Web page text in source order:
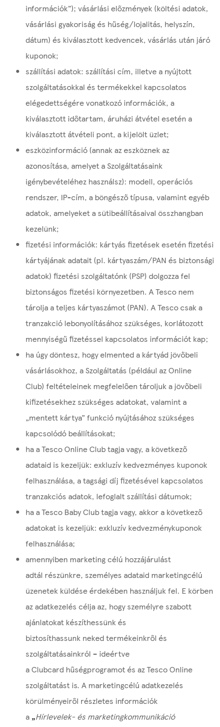
információk”); vásárlási előzmények (költési adatok,
vásárlási gyakoriság és hűség/lojalitás, helyszín,
dátum) és kiválasztott kedvencek, vásárlás után járó
kuponok;
szállítási adatok: szállítási cím, illetve a nyújtott
szolgáltatásokkal és termékekkel kapcsolatos
elégedettségére vonatkozó információk, a
kiválasztott időtartam, áruházi átvétel esetén a
kiválasztott átvételi pont, a kijelölt üzlet;
eszközinformáció (annak az eszköznek az
azonosítása, amelyet a Szolgáltatásaink
igénybevételéhez használsz): modell, operációs
rendszer, IP-cím, a böngésző típusa, valamint egyéb
adatok, amelyeket a sütibeállításaival összhangban
kezelünk;
fizetési információk: kártyás fizetések esetén fizetési
kártyájának adatait (pl. kártyaszám/PAN és biztonsági
adatok) fizetési szolgáltatónk (PSP) dolgozza fel
biztonságos fizetési környezetben. A Tesco nem
tárolja a teljes kártyaszámot (PAN). A Tesco csak a
tranzakció lebonyolításához szükséges, korlátozott
mennyiségű fizetéssel kapcsolatos információt kap;
ha úgy döntesz, hogy elmented a kártyád jövőbeli
vásárlásokhoz, a Szolgáltatás (például az Online
Club) feltételeinek megfelelően tároljuk a jövőbeli
kifizetésekhez szükséges adatokat, valamint a
„mentett kártya” funkció nyújtásához szükséges
kapcsolódó beállításokat;
ha a Tesco Online Club tagja vagy, a következő
adataid is kezeljük: exkluzív kedvezményes kuponok
felhasználása, a tagsági díj fizetésével kapcsolatos
tranzakciós adatok, lefoglalt szállítási dátumok;
ha a Tesco Baby Club tagja vagy, akkor a következő
adatokat is kezeljük: exkluzív kedvezménykuponok
felhasználása;
amennyiben marketing célú hozzájárulást
adtál részünkre, személyes adataid marketingcélú
üzenetek küldése érdekében használjuk fel. E körben
az adatkezelés célja az, hogy személyre szabott
ajánlatokat készíthessünk és
biztosíthassunk neked termékeinkről és
szolgáltatásainkról – ideértve
a Clubcard hűségprogramot és az Tesco Online
szolgáltatást is. A marketingcélú adatkezelés
körülményeiről részletes információk
a „Hírlevelek- és marketingkommunikáció